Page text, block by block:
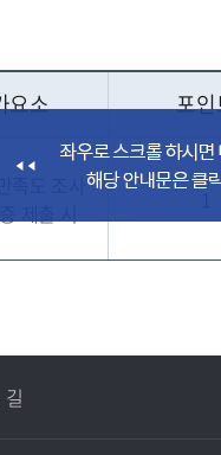
요소 포
도 조사
제출 시